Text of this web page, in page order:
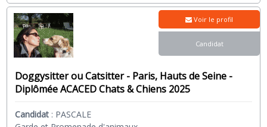
Doggysitter ou Catsitter - Paris, Hauts de Seine -
Diplômée ACACED Chats & Chiens 2025
Candidat : PASCALE
Voir le profil
Candidat